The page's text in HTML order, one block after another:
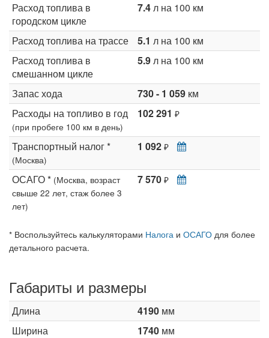
Расход топлива в
городском цикле
7.4л на 100 км
Расход топлива на трассе 5.1 л на 100 км
Расход топлива в
смешанном цикле
5.9л на 100 км
Запас хода 730 - 1 059 км
Расходы на топливо в год
(при пробеге 100 км в день)
102 291 ₽
Транспортный налог *
(Москва)
1 092 ₽
ОСАГО * (Москва, возраст
свыше 22 лет, стаж более 3
лет)
7 570 ₽
* Воспользуйтесь калькуляторами Налога и ОСАГО для более
детального расчета.
Габариты и размеры
Длина 4190 мм
Ширина
1740 мм